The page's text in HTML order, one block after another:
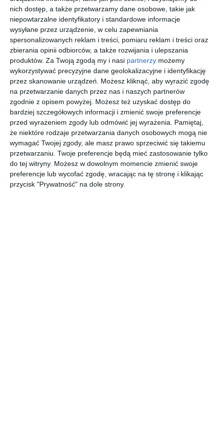
nich dostęp, a także przetwarzamy dane osobowe, takie jak
niepowtarzalne identyfikatory i standardowe informacje
wysyłane przez urządzenie, w celu zapewniania
spersonalizowanych reklam i treści, pomiaru reklam i treści oraz
zbierania opinii odbiorców, a także rozwijania i ulepszania
produktów. Za Twoją zgodą my i nasi partnerzy możemy
wykorzystywać precyzyjne dane geolokalizacyjne i identyfikację
przez skanowanie urządzeń. Możesz kliknąć, aby wyrazić zgodę
na przetwarzanie danych przez nas i naszych partnerów
zgodnie z opisem powyżej. Możesz też uzyskać dostęp do
bardziej szczegółowych informacji i zmienić swoje preferencje
przed wyrażeniem zgody lub odmówić jej wyrażenia.
Pamiętaj,
że niektóre rodzaje przetwarzania danych osobowych mogą nie
wymagać Twojej zgody, ale masz prawo sprzeciwić się takiemu
przetwarzaniu. Twoje preferencje będą mieć zastosowanie tylko
do tej witryny. Możesz w dowolnym momencie zmienić swoje
preferencje lub wycofać zgodę, wracając na tę stronę i klikając
przycisk "Prywatność" na dole strony.
[ audiobook ]
10 żyć
Ophelii
Grey
Emilia
Grabowska
[ książka, e-book ]
Świątynia
ciszy
Emilia
Grabowska
e-book ]
Zabójczy
sekret.
Brutal
Billionaire
Laurelin Paige
[ e-book ]
Better
Angelika
Kołodziej
nowość
[ książka, audiobook,
e-book ]
Zabójczy
miliarder.
Brutal
Billionaire
Laurelin Paige
nowość
[ książka, audiobook,
e-book ]
In a Jam.
Słodkie
kłopoty
Kate Canterbary
nowość
[ e-book ]
Chasing
the Wild
Elliott Rose
nowość
[ e-book ]
Midnight
Mysteries
Ewa Remek
nowość nowość nowość nowość